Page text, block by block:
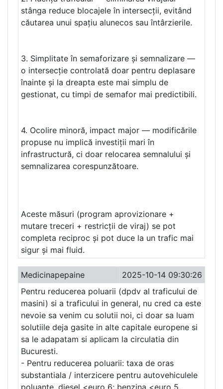
stânga reduce blocajele în intersecții, evitând
căutarea unui spațiu alunecos sau întârzierile.
3. Simplitate în semaforizare și semnalizare —
o intersecție controlată doar pentru deplasare
înainte și la dreapta este mai simplu de
gestionat, cu timpi de semafor mai predictibili.
4. Ocolire minoră, impact major — modificările
propuse nu implică investiții mari în
infrastructură, ci doar relocarea semnalului și
semnalizarea corespunzătoare.
Aceste măsuri (program aprovizionare +
mutare treceri + restricții de viraj) se pot
completa reciproc și pot duce la un trafic mai
sigur și mai fluid.
Medicinapepaine
2025-10-14 09:30:26
Pentru reducerea poluarii (dpdv al traficului de
masini) si a traficului in general, nu cred ca este
nevoie sa venim cu solutii noi, ci doar sa luam
solutiile deja gasite in alte capitale europene si
sa le adapatam si aplicam la circulatia din
Bucuresti.
- Pentru reducerea poluarii: taxa de oras
substantiala / interzicere pentru autovehiculele